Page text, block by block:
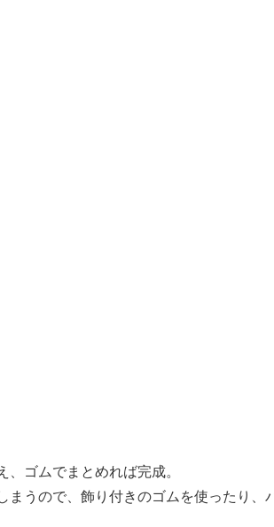
ゴムでまとめれば完成。
まうので、飾り付きのゴムを使ったり、